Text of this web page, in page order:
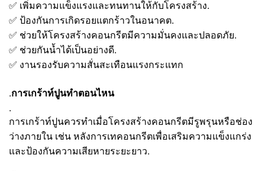
✅ เพิ่มความแข็งแรงและทนทานให้กับโครงสร้าง.
✅ ป้องกันการเกิดรอยแตกร้าวในอนาคต.
✅ ช่วยให้โครงสร้างคอนกรีตมีความมั่นคงและปลอดภัย.
✅ ช่วยกันน้ำได้เป็นอย่างดี.
✅ งานรองรับความสั่นสะเทือนแรงกระแทก
.การเกร้าท์ปูนทำตอนไหน
.
การเกร้าท์ปูนควรทำเมื่อโครงสร้างคอนกรีตมีรูพรุนหรือช่อง
ว่างภายใน เช่น หลังการเทคอนกรีตเพื่อเสริมความแข็งแกร่ง
และป้องกันความเสียหายระยะยาว.